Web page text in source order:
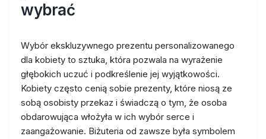
wybrać
Wybór ekskluzywnego prezentu personalizowanego
dla kobiety to sztuka, która pozwala na wyrażenie
głębokich uczuć i podkreślenie jej wyjątkowości.
Kobiety często cenią sobie prezenty, które niosą ze
sobą osobisty przekaz i świadczą o tym, że osoba
obdarowująca włożyła w ich wybór serce i
zaangażowanie. Biżuteria od zawsze była symbolem